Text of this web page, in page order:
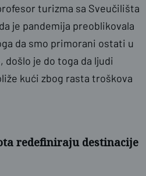
turizma sa Sveučilišta
je pandemija preoblikovala
da smo primorani ostati u
došlo je do toga da ljudi
kući zbog rasta troškova
redefiniraju destinacije